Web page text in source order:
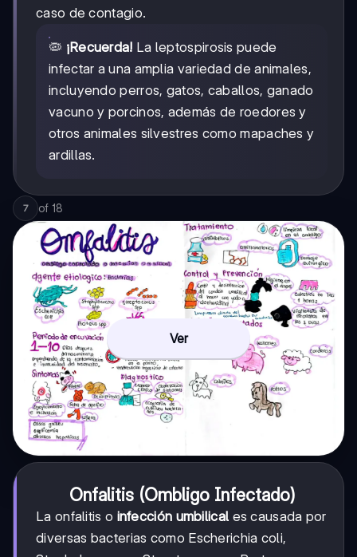
caso de contagio.
🦠 ¡Recuerda! La leptospirosis puede
infectar a una amplia variedad de animales,
incluyendo perros, gatos, caballos, ganado
vacuno y porcinos, además de roedores y
otros animales silvestres como mapaches y
ardillas.
7 of 18
Ver
Onfalitis (Ombligo Infectado)
La onfalitis o infección umbilical es causada por
diversas bacterias como Escherichia coli,